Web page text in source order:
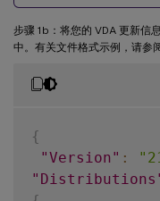
步骤 1b：将您的 VDA 更新信
中。有关文件格式示例，请参
{
"Version" :